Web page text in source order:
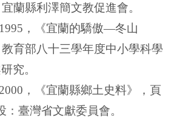
蘭縣利澤簡文教促進會。
，《宜蘭的驕傲—冬山
育部八十三學年度中小學科學
究。
，《宜蘭縣鄉土史料》，頁
：臺灣省文獻委員會。